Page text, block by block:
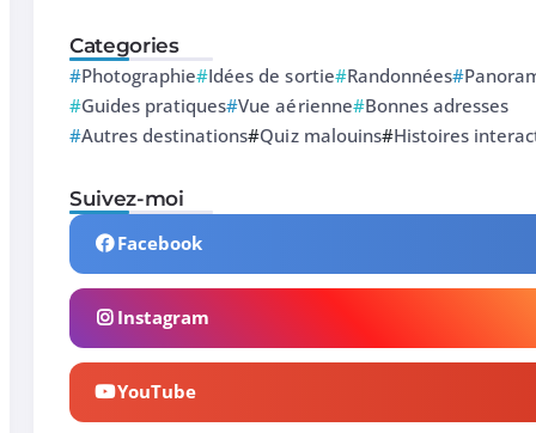
Categories
Photographie Idées de sortie Randonnées
Guides pratiques Vue aérienne Bonnes adresses
Autres destinations Quiz malouins Histoires
Suivez-moi
Facebook
Instagram
YouTube